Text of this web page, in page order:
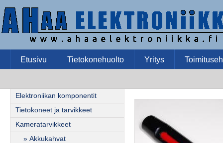
Etusivu Tietokonehuolto Yritys
Elektroniikan komponentit
Tietokoneet ja tarvikkeet
Kameratarvikkeet
» Akkukahvat